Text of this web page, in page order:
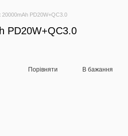
PD20W+QC3.0
PD20W+QC3.0
Порівняти В бажання